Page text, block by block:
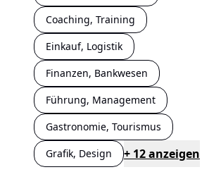
Coaching, Training
Einkauf, Logistik
Finanzen, Bankwesen
Führung, Management
Gastronomie, Tourismus
Grafik, Design
+ 12 anzeigen